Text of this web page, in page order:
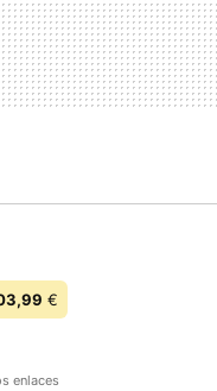
€
enlaces